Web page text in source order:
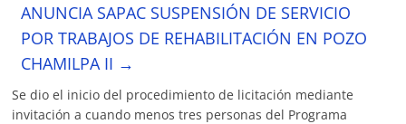
ANUNCIA SAPAC SUSPENSIÓN DE SERVICIO
POR TRABAJOS DE REHABILITACIÓN EN POZO
CHAMILPA II →
Se dio el inicio del procedimiento de licitación mediante
invitación a cuando menos tres personas del Programa